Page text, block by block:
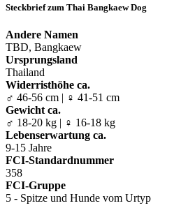
Steckbrief zum Thai Bangkaew Dog
Andere Namen
TBD, Bangkaew
Ursprungsland
Thailand
Widerristhöhe ca.
♂ 46-56 cm | ♀ 41-51 cm
Gewicht ca.
♂ 18-20 kg | ♀ 16-18 kg
Lebenserwartung ca.
9-15 Jahre
FCI-Standardnummer
358
FCI-Gruppe
5 - Spitze und Hunde vom Urtyp